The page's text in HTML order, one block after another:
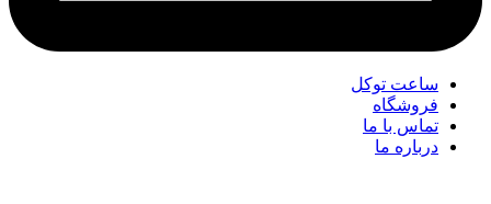
ساعت توکل
فروشگاه
تماس با ما
درباره ما